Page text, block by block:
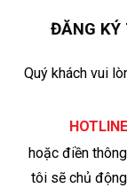
ĐĂNG KÝ
Quý khách vui
hoặc điền
tôi sẽ chủ